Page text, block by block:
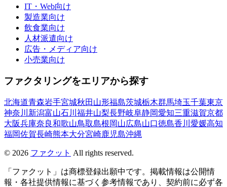
IT・Web向け
製造業向け
飲食業向け
人材派遣向け
広告・メディア向け
小売業向け
ファクタリングをエリアから探す
北海道青森岩手宮城秋田 山形福島茨城栃木群馬埼玉千葉東京
神奈川 新潟富山石川 福井山梨長野岐阜静岡愛知三重滋賀京都
大阪兵庫奈良和歌山鳥取島根岡山広島山口徳島香川 愛媛高知
福岡佐賀長崎熊本大分宮崎鹿児島沖縄
© 2026 ファクット All rights reserved.
「ファクット」は商標登録出願中です。掲載情報は公開情
報・各社提供情報に基づく参考情報であり、契約前に必ず各